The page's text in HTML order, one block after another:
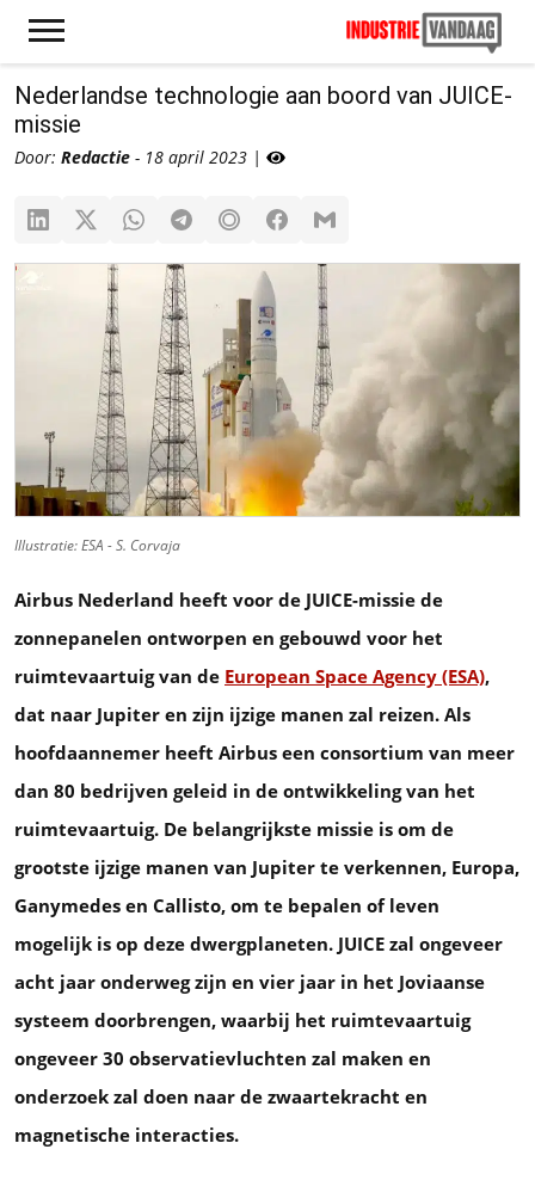
Nederlandse technologie aan boord van JUICE-
missie
Door: Redactie - 18 april 2023 |
Illustratie: ESA - S. Corvaja
Airbus Nederland heeft voor de JUICE-missie de
zonnepanelen ontworpen en gebouwd voor het
ruimtevaartuig van de European Space Agency (ESA),
dat naar Jupiter en zijn ijzige manen zal reizen. Als
hoofdaannemer heeft Airbus een consortium van meer
dan 80 bedrijven geleid in de ontwikkeling van het
ruimtevaartuig. De belangrijkste missie is om de
grootste ijzige manen van Jupiter te verkennen, Europa,
Ganymedes en Callisto, om te bepalen of leven
mogelijk is op deze dwergplaneten. JUICE zal ongeveer
acht jaar onderweg zijn en vier jaar in het Joviaanse
systeem doorbrengen, waarbij het ruimtevaartuig
ongeveer 30 observatievluchten zal maken en
onderzoek zal doen naar de zwaartekracht en
magnetische interacties.